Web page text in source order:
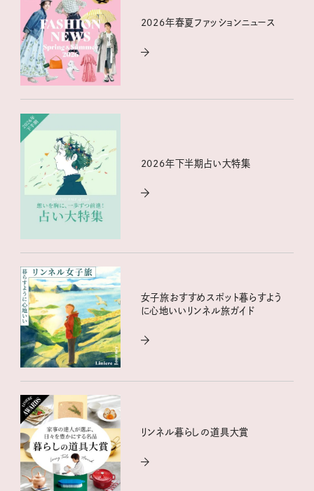
2026年春夏ファッションニュース
2026年下半期占い大特集
女子旅おすすめスポット暮らすよう
に心地いいリンネル旅ガイド
リンネル暮らしの道具大賞